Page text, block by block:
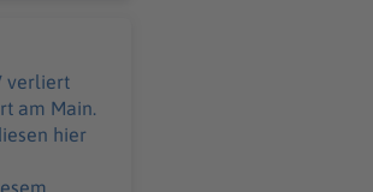
verliert
am Main.
hier